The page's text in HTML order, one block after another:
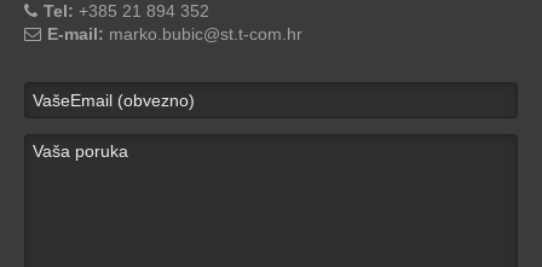
Tel: +385 21 894 352
E-mail: marko.bubic@st.t-com.hr